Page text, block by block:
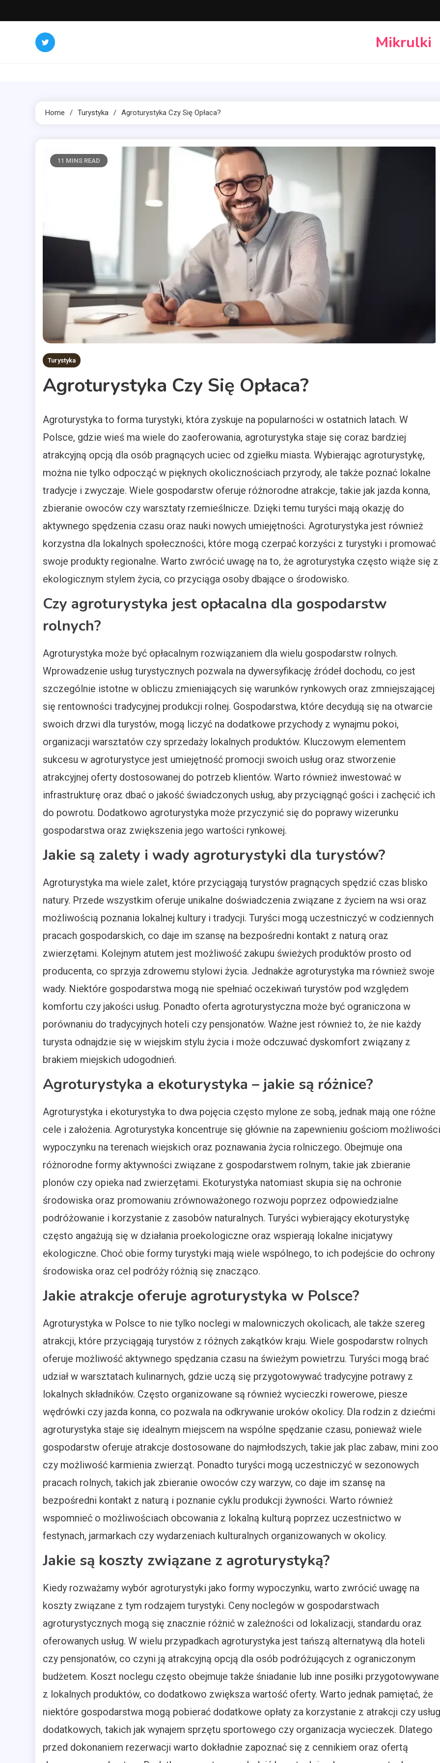
to
Mikrulki
Home Turystyka Agroturystyka Czy Się Opłaca?
11 MINS READ
Turystyka
Agroturystyka Czy Się Opłaca?
Agroturystyka to forma turystyki, która zyskuje na popularności w ostatnich latach. W
Polsce, gdzie wieś ma wiele do zaoferowania, agroturystyka staje się coraz bardziej
atrakcyjną opcją dla osób pragnących uciec od zgiełku miasta. Wybierając agroturystykę,
można nie tylko odpocząć w pięknych okolicznościach przyrody, ale także poznać lokalne
tradycje i zwyczaje. Wiele gospodarstw oferuje różnorodne atrakcje, takie jak jazda konna,
zbieranie owoców czy warsztaty rzemieślnicze. Dzięki temu turyści mają okazję do
aktywnego spędzenia czasu oraz nauki nowych umiejętności. Agroturystyka jest również
korzystna dla lokalnych społeczności, które mogą czerpać korzyści z turystyki i promować
swoje produkty regionalne. Warto zwrócić uwagę na to, że agroturystyka często wiąże się z
ekologicznym stylem życia, co przyciąga osoby dbające o środowisko.
Czy agroturystyka jest opłacalna dla gospodarstw
rolnych?
Agroturystyka może być opłacalnym rozwiązaniem dla wielu gospodarstw rolnych.
Wprowadzenie usług turystycznych pozwala na dywersyfikację źródeł dochodu, co jest
szczególnie istotne w obliczu zmieniających się warunków rynkowych oraz zmniejszającej
się rentowności tradycyjnej produkcji rolnej. Gospodarstwa, które decydują się na otwarcie
swoich drzwi dla turystów, mogą liczyć na dodatkowe przychody z wynajmu pokoi,
organizacji warsztatów czy sprzedaży lokalnych produktów. Kluczowym elementem
sukcesu w agroturystyce jest umiejętność promocji swoich usług oraz stworzenie
atrakcyjnej oferty dostosowanej do potrzeb klientów. Warto również inwestować w
infrastrukturę oraz dbać o jakość świadczonych usług, aby przyciągnąć gości i zachęcić ich
do powrotu. Dodatkowo agroturystyka może przyczynić się do poprawy wizerunku
gospodarstwa oraz zwiększenia jego wartości rynkowej.
Jakie są zalety i wady agroturystyki dla turystów?
Agroturystyka ma wiele zalet, które przyciągają turystów pragnących spędzić czas blisko
natury. Przede wszystkim oferuje unikalne doświadczenia związane z życiem na wsi oraz
możliwością poznania lokalnej kultury i tradycji. Turyści mogą uczestniczyć w codziennych
pracach gospodarskich, co daje im szansę na bezpośredni kontakt z naturą oraz
zwierzętami. Kolejnym atutem jest możliwość zakupu świeżych produktów prosto od
producenta, co sprzyja zdrowemu stylowi życia. Jednakże agroturystyka ma również swoje
wady. Niektóre gospodarstwa mogą nie spełniać oczekiwań turystów pod względem
komfortu czy jakości usług. Ponadto oferta agroturystyczna może być ograniczona w
porównaniu do tradycyjnych hoteli czy pensjonatów. Ważne jest również to, że nie każdy
turysta odnajdzie się w wiejskim stylu życia i może odczuwać dyskomfort związany z
brakiem miejskich udogodnień.
Agroturystyka a ekoturystyka – jakie są różnice?
Agroturystyka i ekoturystyka to dwa pojęcia często mylone ze sobą, jednak mają one różne
cele i założenia. Agroturystyka koncentruje się głównie na zapewnieniu gościom możliwości
wypoczynku na terenach wiejskich oraz poznawania życia rolniczego. Obejmuje ona
różnorodne formy aktywności związane z gospodarstwem rolnym, takie jak zbieranie
plonów czy opieka nad zwierzętami. Ekoturystyka natomiast skupia się na ochronie
środowiska oraz promowaniu zrównoważonego rozwoju poprzez odpowiedzialne
podróżowanie i korzystanie z zasobów naturalnych. Turyści wybierający ekoturystykę
często angażują się w działania proekologiczne oraz wspierają lokalne inicjatywy
ekologiczne. Choć obie formy turystyki mają wiele wspólnego, to ich podejście do ochrony
środowiska oraz cel podróży różnią się znacząco.
Jakie atrakcje oferuje agroturystyka w Polsce?
Agroturystyka w Polsce to nie tylko noclegi w malowniczych okolicach, ale także szereg
atrakcji, które przyciągają turystów z różnych zakątków kraju. Wiele gospodarstw rolnych
oferuje możliwość aktywnego spędzania czasu na świeżym powietrzu. Turyści mogą brać
udział w warsztatach kulinarnych, gdzie uczą się przygotowywać tradycyjne potrawy z
lokalnych składników. Często organizowane są również wycieczki rowerowe, piesze
wędrówki czy jazda konna, co pozwala na odkrywanie uroków okolicy. Dla rodzin z dziećmi
agroturystyka staje się idealnym miejscem na wspólne spędzanie czasu, ponieważ wiele
gospodarstw oferuje atrakcje dostosowane do najmłodszych, takie jak plac zabaw, mini zoo
czy możliwość karmienia zwierząt. Ponadto turyści mogą uczestniczyć w sezonowych
pracach rolnych, takich jak zbieranie owoców czy warzyw, co daje im szansę na
bezpośredni kontakt z naturą i poznanie cyklu produkcji żywności. Warto również
wspomnieć o możliwościach obcowania z lokalną kulturą poprzez uczestnictwo w
festynach, jarmarkach czy wydarzeniach kulturalnych organizowanych w okolicy.
Jakie są koszty związane z agroturystyką?
Kiedy rozważamy wybór agroturystyki jako formy wypoczynku, warto zwrócić uwagę na
koszty związane z tym rodzajem turystyki. Ceny noclegów w gospodarstwach
agroturystycznych mogą się znacznie różnić w zależności od lokalizacji, standardu oraz
oferowanych usług. W wielu przypadkach agroturystyka jest tańszą alternatywą dla hoteli
czy pensjonatów, co czyni ją atrakcyjną opcją dla osób podróżujących z ograniczonym
budżetem. Koszt noclegu często obejmuje także śniadanie lub inne posiłki przygotowywane
z lokalnych produktów, co dodatkowo zwiększa wartość oferty. Warto jednak pamiętać, że
niektóre gospodarstwa mogą pobierać dodatkowe opłaty za korzystanie z atrakcji czy usług
dodatkowych, takich jak wynajem sprzętu sportowego czy organizacja wycieczek. Dlatego
przed dokonaniem rezerwacji warto dokładnie zapoznać się z cennikiem oraz ofertą